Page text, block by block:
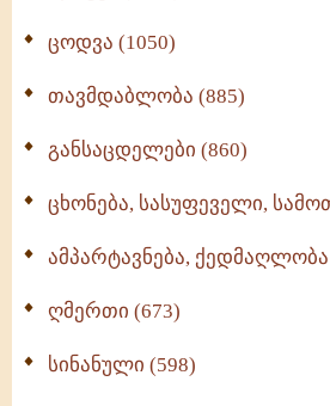
ცოდვა (1050)
თავმდაბლობა (885)
განსაცდელები (860)
ცხონება, სასუფეველი,
ამპარტავნება, ქედმაღლობა
ღმერთი (673)
სინანული (598)